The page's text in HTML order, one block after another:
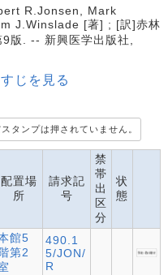
R.Jonsen, Mark
J.Winslade [著] ; [訳]赤林
版. -- 新興医学出版社,
じを見る
タンプは押されていません。
配置場
所
請求記
号
禁
帯
出
区
分
状
態
館5
第2
490.1
5/JON/
R